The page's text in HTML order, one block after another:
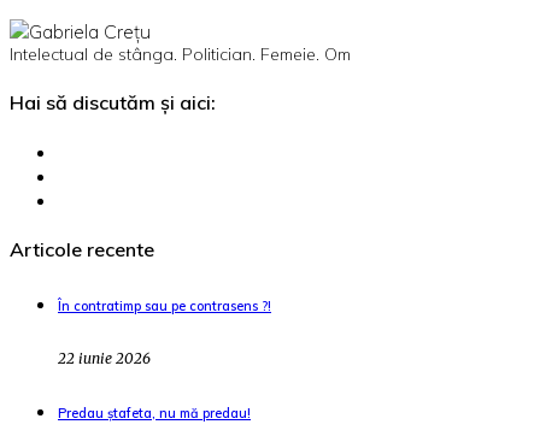
Intelectual de stânga. Politician. Femeie. Om
Hai să discutăm și aici:
Articole recente
În contratimp sau pe contrasens ?!
22 iunie 2026
Predau ștafeta, nu mă predau!